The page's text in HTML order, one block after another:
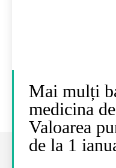
Mai mulți
medicina
Valoarea
de la 1